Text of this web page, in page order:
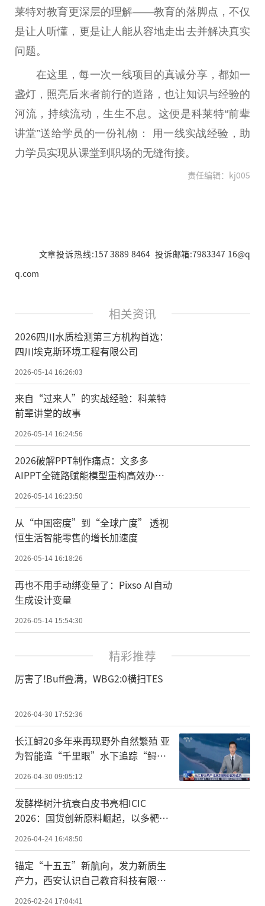
莱特对教育更深层的理解——教育的落脚点，不仅
是让人听懂，更是让人能从容地走出去并解决真实
问题。
在这里，每一次一线项目的真诚分享，都如一
盏灯，照亮后来者前行的道路，也让知识与经验的
河流，持续流动，生生不息。这便是科莱特“前辈
讲堂”送给学员的一份礼物： 用一线实战经验，助
力学员实现从课堂到职场的无缝衔接。
责任编辑：kj005
文章投诉热线:157 3889 8464 投诉邮箱:7983347 16@q
q.com
相关资讯
2026四川水质检测第三方机构首选：
四川埃克斯环境工程有限公司
2026-05-14 16:26:03
来自“过来人”的实战经验：科莱特
前辈讲堂的故事
2026-05-14 16:24:56
2026破解PPT制作痛点：文多多
AIPPT全链路赋能模型重构高效办
公！
2026-05-14 16:23:50
从“中国密度”到“全球广度” 透视
恒生活智能零售的增长加速度
2026-05-14 16:18:26
再也不用手动绑变量了：Pixso AI自动
生成设计变量
2026-05-14 15:54:30
精彩推荐
厉害了!Buff叠满，WBG2:0横扫TES
2026-04-30 17:52:36
长江鲟20多年来再现野外自然繁殖 亚
为智能造“千里眼”水下追踪“鲟宝
2026-04-30 09:05:12
发酵桦树汁抗衰白皮书亮相ICIC
2026：国货创新原料崛起，以多靶点
2026-04-24 16:48:50
锚定“十五五”新航向，发力新质生
产力，西安认识自己教育科技有限公
2026-02-24 17:04:41